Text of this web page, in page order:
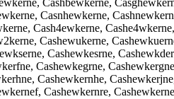
Cashbewkerne,
Casnhewkerne,
Cash4ewkerne,
Cashewukerne,
Cashewkesrne,
Cashewkegrne,
Cashewkernhe,
Cashewkernre,